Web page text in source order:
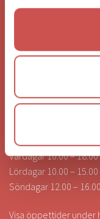
Kundtjänst
Vardagar 10.00 – 18.00
Lördagar 10.00 – 15.00
Söndagar 12.00 – 16.00
Visa öppettider under